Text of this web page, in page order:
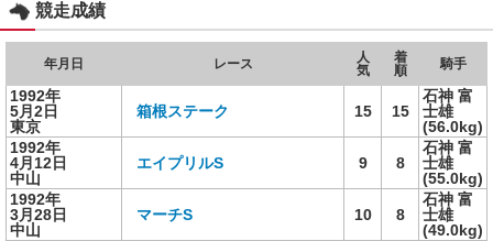
競走成績
年月日 レース
人
気
着
順
騎手
1992年
5月2日
東京
箱根ステーク 15 15
石神 富
士雄
(56.0kg)
1992年
4月12日
中山
エイプリルS 9 8
石神 富
士雄
(55.0kg)
1992年
3月28日
中山
マーチS 10 8
石神 富
士雄
(49.0kg)